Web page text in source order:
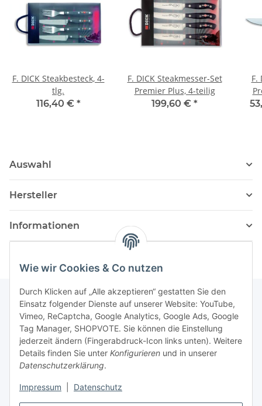
Wie wir Cookies & Co nutzen
Durch Klicken auf „Alle akzeptieren“ gestatten Sie den
Einsatz folgender Dienste auf unserer Website: YouTube,
Vimeo, ReCaptcha, Google Analytics, Google Ads, Google
Tag Manager, SHOPVOTE. Sie können die Einstellung
jederzeit ändern (Fingerabdruck-Icon links unten). Weitere
Details finden Sie unter Konfigurieren und in unserer
Datenschutzerklärung.
Impressum Datenschutz
F. DICK Steakbesteck, 4-
tlg.
116,40 € *
F. DICK Steakmesser-Set
Premier Plus, 4-teilig
199,60 € *
F.
Auswahl
Hersteller
Informationen
Newsletter Abonnieren
Bitte senden Sie mir entsprechend Ihrer
Datenschutzerklärung
regelmäßig und jederzeit widerruflich
Informationen zu Ihrem Produktsortiment per E-Mail zu.
Abonnieren